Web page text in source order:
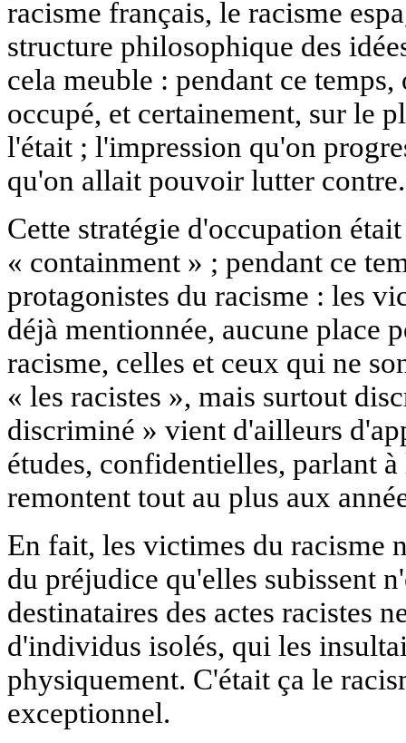
racisme français, le racisme
structure philosophique des
cela meuble : pendant ce
occupé, et certainement, sur le
l'était ; l'impression qu'on
qu'on allait pouvoir lutter contre.
Cette stratégie d'occupation
« containment » ; pendant ce
protagonistes du racisme : les
déjà mentionnée, aucune place
racisme, celles et ceux qui ne
« les racistes », mais surtout
discriminé » vient d'ailleurs
études, confidentielles, parlant
remontent tout au plus aux
En fait, les victimes du racisme
du préjudice qu'elles subissent
destinataires des actes racistes
d'individus isolés, qui les
physiquement. C'était ça le
exceptionnel.